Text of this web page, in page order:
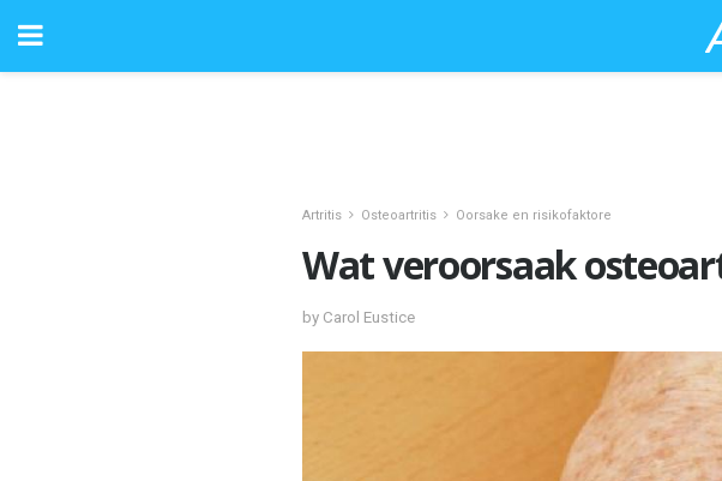
Artritis Osteoartritis Oorsake en risikofaktore
Wat veroorsaak
by Carol Eustice